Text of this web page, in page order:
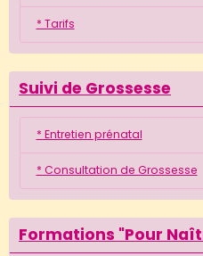
* Tarifs
Suivi de Grossesse
* Entretien prénatal
* Consultation de Grossesse
Formations "Pour